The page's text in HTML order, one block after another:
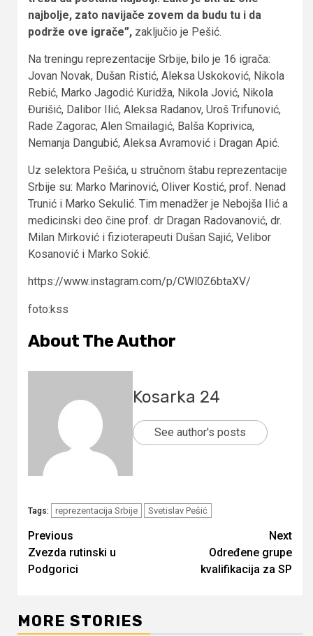
najbolje, zato navijače zovem da budu tu i da
podrže ove igrače”, zaključio je Pešić.
Na treningu reprezentacije Srbije, bilo je 16 igrača:
Jovan Novak, Dušan Ristić, Aleksa Uskoković, Nikola
Rebić, Marko Jagodić Kuridža, Nikola Jović, Nikola
Đurišić, Dalibor Ilić, Aleksa Radanov, Uroš Trifunović,
Rade Zagorac, Alen Smailagić, Balša Koprivica,
Nemanja Dangubić, Aleksa Avramović i Dragan Apić.
Uz selektora Pešića, u stručnom štabu reprezentacije
Srbije su: Marko Marinović, Oliver Kostić, prof. Nenad
Trunić i Marko Sekulić. Tim menadžer je Nebojša Ilić a
medicinski deo čine prof. dr Dragan Radovanović, dr.
Milan Mirković i fizioterapeuti Dušan Sajić, Velibor
Kosanović i Marko Sokić.
https://www.instagram.com/p/CWl0Z6btaXV/
foto:kss
About The Author
Kosarka 24
See author's posts
Tags: reprezentacija Srbije Svetislav Pešić
Continue
Reading
Previous
Zvezda rutinski u
Podgorici
Next
Određene grupe
kvalifikacija za SP
MORE STORIES